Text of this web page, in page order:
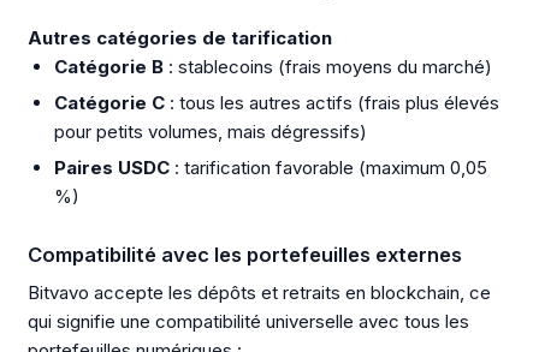
Autres catégories de tarification
Catégorie B : stablecoins (frais moyens du marché)
Catégorie C : tous les autres actifs (frais plus élevés
pour petits volumes, mais dégressifs)
Paires USDC : tarification favorable (maximum 0,05
%)
Compatibilité avec les portefeuilles externes
Bitvavo accepte les dépôts et retraits en blockchain, ce
qui signifie une compatibilité universelle avec tous les